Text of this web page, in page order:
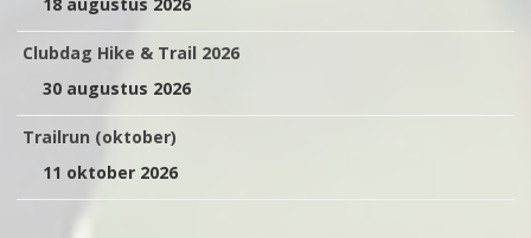
Clubdag Hike & Trail 2026
30 augustus 2026
Trailrun (oktober)
11 oktober 2026